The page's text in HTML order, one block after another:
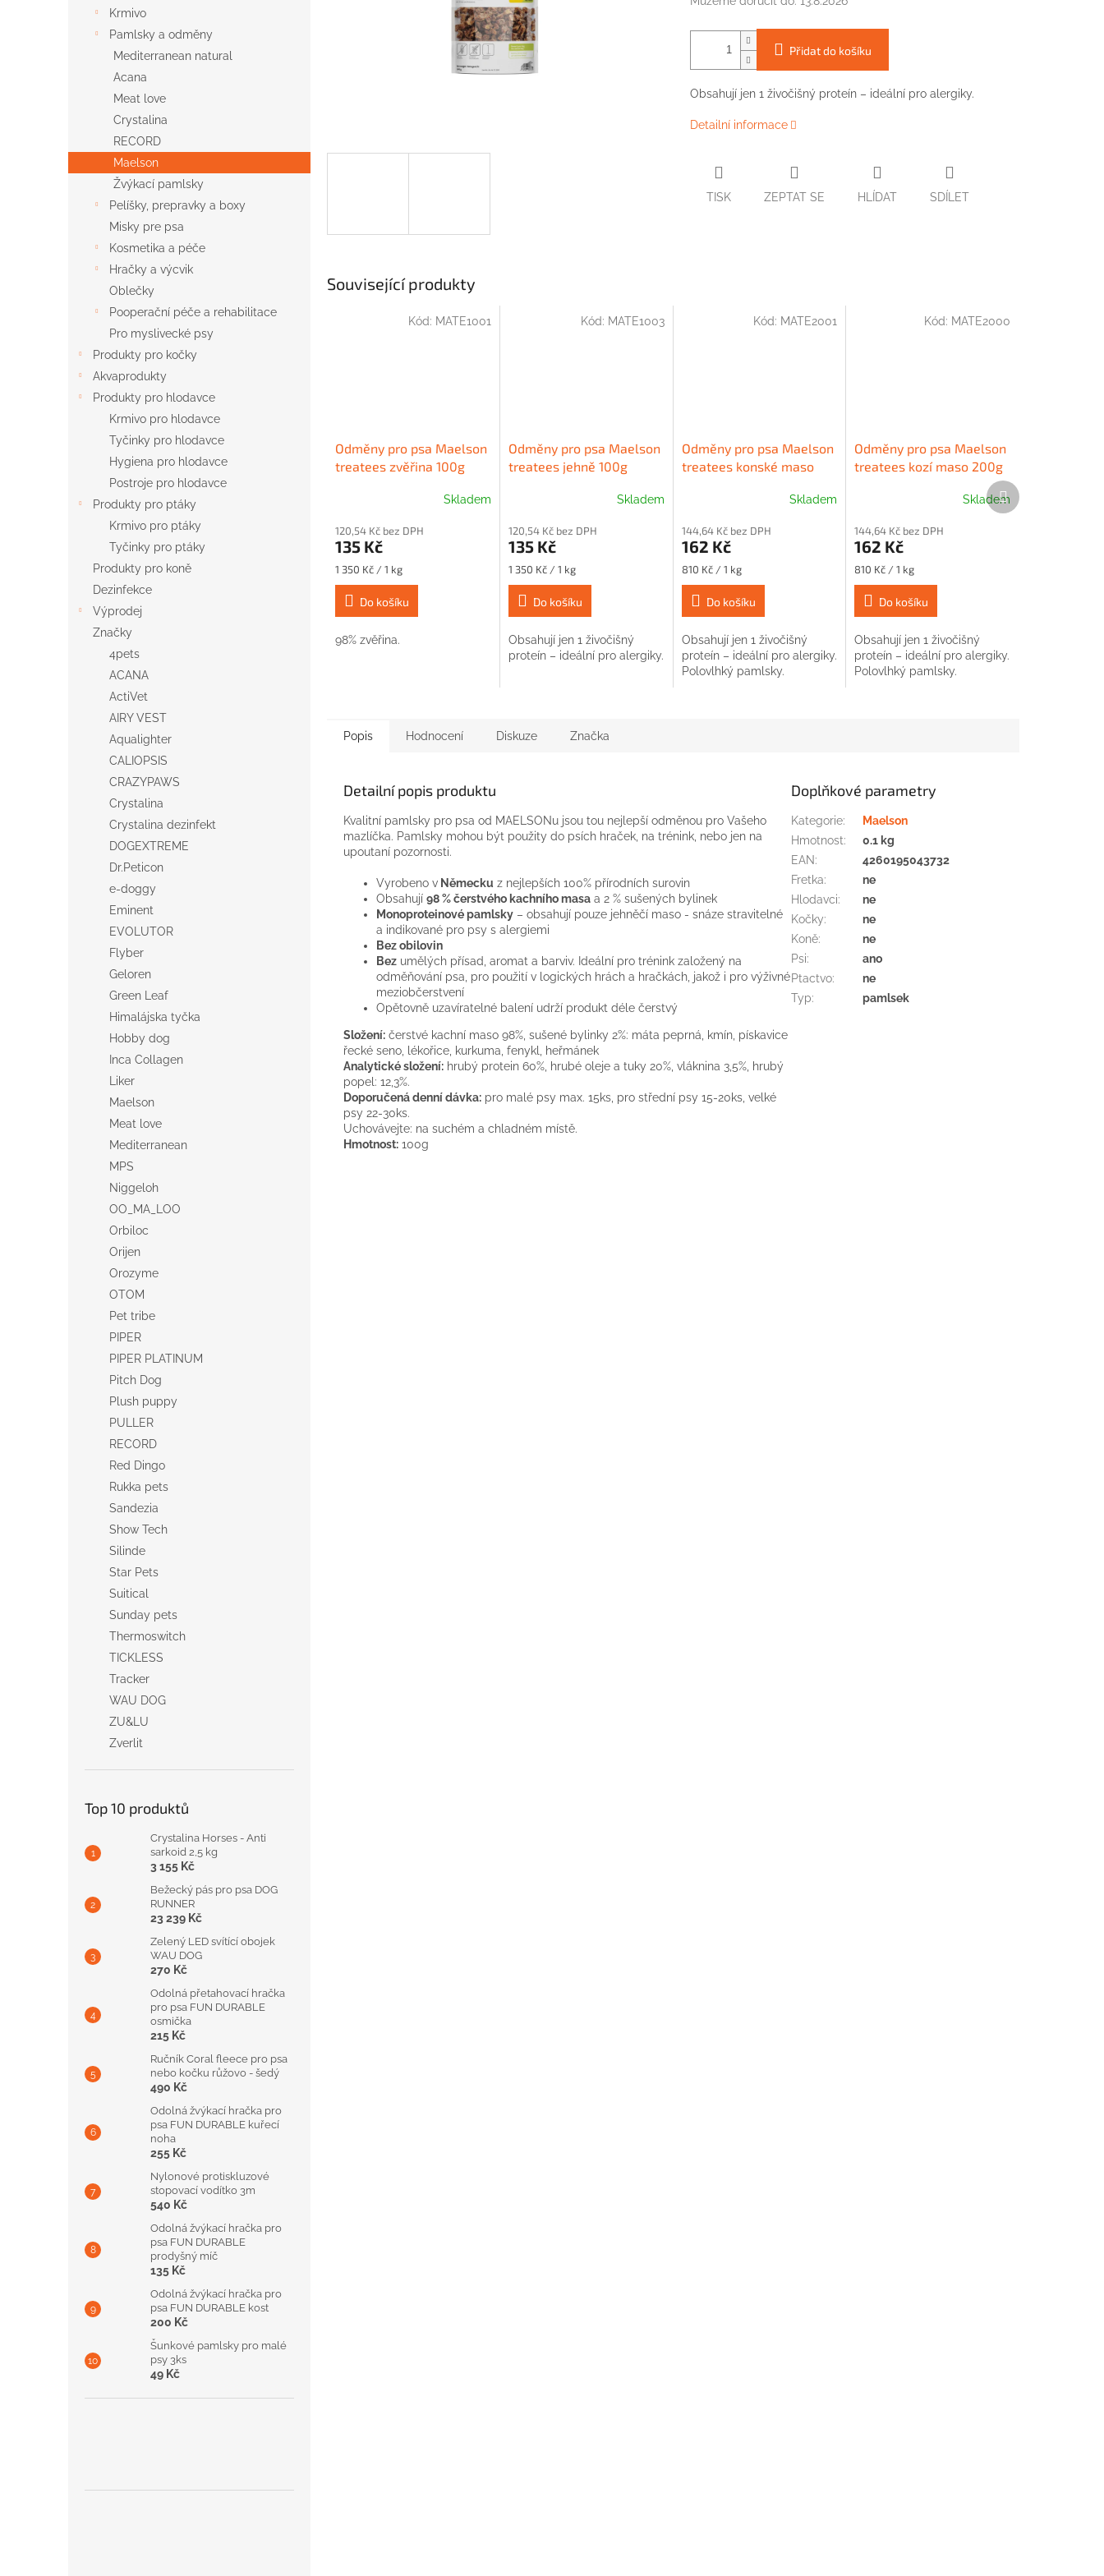
Krmivo
Pamlsky a odměny
Mediterranean natural
Acana
Meat love
Crystalina
RECORD
Maelson
Žvýkací pamlsky
Pelíšky, prepravky a boxy
Misky pre psa
Kosmetika a péče
Hračky a výcvik
Oblečky
Pooperační péče a rehabilitace
Pro myslivecké psy
Produkty pro kočky
Akvaprodukty
Produkty pro hlodavce
Krmivo pro hlodavce
Tyčinky pro hlodavce
Hygiena pro hlodavce
Postroje pro hlodavce
Produkty pro ptáky
Krmivo pro ptáky
Tyčinky pro ptáky
Produkty pro koně
Dezinfekce
Výprodej
Značky
4pets
ACANA
ActiVet
AIRY VEST
Aqualighter
CALIOPSIS
CRAZYPAWS
Crystalina
Crystalina dezinfekt
DOGEXTREME
Dr.Peticon
e-doggy
Eminent
EVOLUTOR
Flyber
Geloren
Green Leaf
Himalájska tyčka
Hobby dog
Inca Collagen
Liker
Maelson
Meat love
Mediterranean
MPS
Niggeloh
OO_MA_LOO
Orbiloc
Orijen
Orozyme
OTOM
Pet tribe
PIPER
PIPER PLATINUM
Pitch Dog
Plush puppy
PULLER
RECORD
Red Dingo
Rukka pets
Sandezia
Show Tech
Silinde
Star Pets
Suitical
Sunday pets
Thermoswitch
TICKLESS
Tracker
WAU DOG
ZU&LU
Zverlit
Top 10 produktů
Crystalina Horses - Anti
sarkoid 2,5 kg
3 155 Kč
Bežecký pás pro psa DOG
RUNNER
23 239 Kč
Zelený LED svítící obojek
WAU DOG
270 Kč
Odolná přetahovací hračka
pro psa FUN DURABLE
osmička
215 Kč
Ručník Coral fleece pro psa
nebo kočku růžovo - šedý
490 Kč
Odolná žvýkací hračka pro
psa FUN DURABLE kuřecí
noha
255 Kč
Nylonové protiskluzové
stopovací vodítko 3m
540 Kč
Odolná žvýkací hračka pro
psa FUN DURABLE
prodyšný míč
135 Kč
Odolná žvýkací hračka pro
psa FUN DURABLE kost
200 Kč
Šunkové pamlsky pro malé
psy 3ks
49 Kč
Přidat do košíku
Obsahují jen 1 živočišný proteín – ideální pro alergiky.
Detailní informace
TISK ZEPTAT SE HLÍDAT SDÍLET
Související produkty
Odměny pro psa Maelson
treatees zvěřina 100g
Skladem
120,54 Kč bez DPH
135 Kč
Měrná
cena:
1 350 Kč / 1 kg
Do košíku
98% zvěřina.
Kód: MATE1001
Odměny pro psa Maelson
treatees jehně 100g
Skladem
120,54 Kč bez DPH
135 Kč
Měrná
cena:
1 350 Kč / 1 kg
Do košíku
Obsahují jen 1 živočišný
proteín – ideální pro alergiky.
Kód: MATE1003
Odměny pro psa Maelson
treatees konské maso
Skladem
144,64 Kč bez DPH
162 Kč
Měrná
cena:
810 Kč / 1 kg
Do košíku
Obsahují jen 1 živočišný
proteín – ideální pro alergiky.
Polovlhký pamlsky.
Kód: MATE2001
Odměny pro psa Maelson
treatees kozí maso 200g
Skladem
144,64 Kč bez DPH
162 Kč
Měrná
cena:
810 Kč / 1 kg
Do košíku
Obsahují jen 1 živočišný
proteín – ideální pro alergiky.
Polovlhký pamlsky.
Kód: MATE2000
Další
produkt
Popis Hodnocení Diskuze Značka
Detailní popis produktu
Kvalitní pamlsky pro psa od MAELSONu jsou tou nejlepší odměnou pro Vašeho
mazlíčka. Pamlsky mohou být použity do psích hraček, na trénink, nebo jen na
upoutaní pozornosti.
Vyrobeno v Německu z nejlepších 100% přírodních surovin
Obsahují 98 % čerstvého kachního masa a 2 % sušených bylinek
Monoproteinové pamlsky – obsahují pouze jehněčí maso - snáze stravitelné
a indikované pro psy s alergiemi
Bez obilovin
Bez umělých přísad, aromat a barviv. Ideální pro trénink založený na
odměňování psa, pro použití v logických hrách a hračkách, jakož i pro výživné
meziobčerstvení
Opětovně uzavíratelné balení udrží produkt déle čerstvý
Složení: čerstvé kachní maso 98%, sušené bylinky 2%: máta peprná, kmín, pískavice
řecké seno, lékořice, kurkuma, fenykl, heřmánek
Analytické složení: hrubý protein 60%, hrubé oleje a tuky 20%, vláknina 3,5%, hrubý
popel: 12,3%.
Doporučená denní dávka: pro malé psy max. 15ks, pro střední psy 15-20ks, velké
psy 22-30ks.
Uchovávejte: na suchém a chladném místě.
Hmotnost: 100g
Doplňkové parametry
Kategorie:
Maelson
Hmotnost:
0.1 kg
EAN:
4260195043732
Fretka:
ne
Hlodavci:
ne
Kočky:
ne
Koně:
ne
Psi:
ano
Ptactvo:
ne
Typ: pamlsek